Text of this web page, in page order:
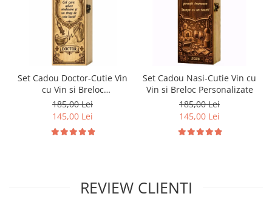
Set Cadou Doctor-Cutie Vin
cu Vin si Breloc
Personalizate
185,00 Lei
145,00 Lei
Set Cadou Nasi-Cutie Vin cu
Vin si Breloc Personalizate
185,00 Lei
145,00 Lei
REVIEW CLIENTI